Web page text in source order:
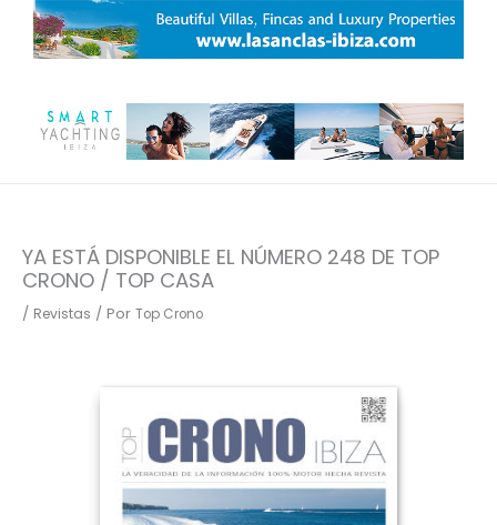
YA ESTÁ DISPONIBLE EL NÚMERO 248 DE TOP
CRONO / TOP CASA
/ Revistas / Por Top Crono